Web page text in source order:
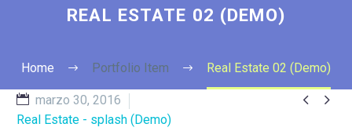
REAL ESTATE 02 (DEMO)
Home Portfolio Item Real Estate 02 (Demo)
 
marzo 30, 2016
Real Estate - splash (Demo)